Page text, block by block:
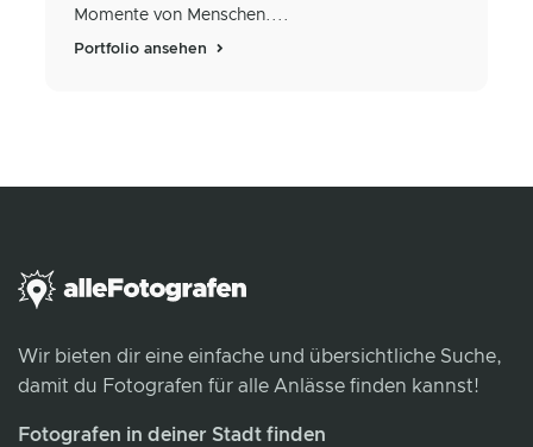
Momente von Menschen....
Portfolio ansehen
Wir bieten dir eine einfache und übersichtliche Suche,
damit du Fotografen für alle Anlässe finden kannst!
Fotografen in deiner Stadt finden